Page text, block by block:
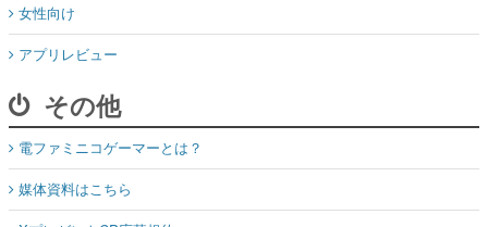
女性向け
アプリレビュー
その他
電ファミニコゲーマーとは？
媒体資料はこちら